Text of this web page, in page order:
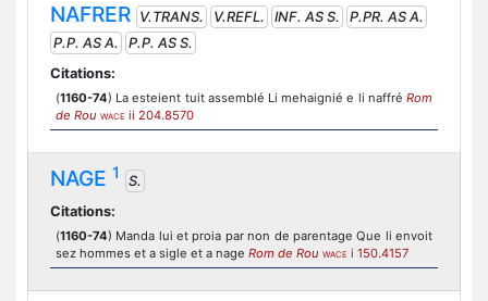
NAFRER V.TRANS. V.REFL. INF. AS S.
P.PR. AS A.
P.P. AS A.
P.P. AS S.
Citations:
(1160-74) La esteient tuit assemblé Li mehaignié e li naffré Rom
de Rou WACE ii 204.8570
NAGE 1
S.
Citations:
(1160-74) Manda lui et proia par non de parentage Que li envoit
sez hommes et a sigle et a nage Rom de Rou WACE i 150.4157